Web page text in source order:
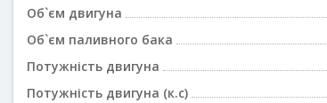
Об`єм двигуна
Об`єм паливного бака
Потужність двигуна
Потужність двигуна (к.с)